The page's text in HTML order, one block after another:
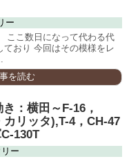
ー
ここ数日になって代わる代
ており 今回はその模様をレ
を読む
：横田～F-16，
リッタ),T-4，CH-47
130T
ー